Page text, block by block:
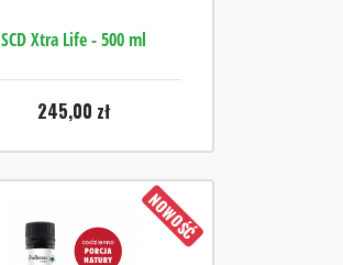
SCD Xtra Life - 500 ml
245,00 zł
NOWOŚĆ